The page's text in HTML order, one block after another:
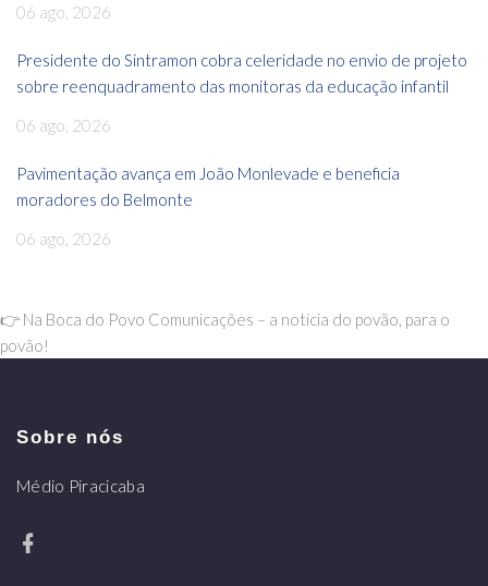
06 ago, 2026
Presidente do Sintramon cobra celeridade no envio de projeto
sobre reenquadramento das monitoras da educação infantil
06 ago, 2026
Pavimentação avança em João Monlevade e beneficia
moradores do Belmonte
06 ago, 2026
👉 Na Boca do Povo Comunicações – a notícia do povão, para o
povão!
Sobre nós
Médio Piracicaba